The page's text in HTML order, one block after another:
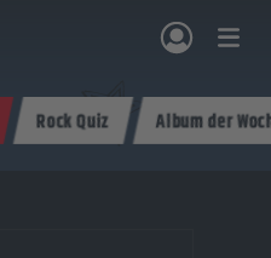
MUSIK ROCKCOMMUNITY SHOPPEN
Rock Quiz Album der